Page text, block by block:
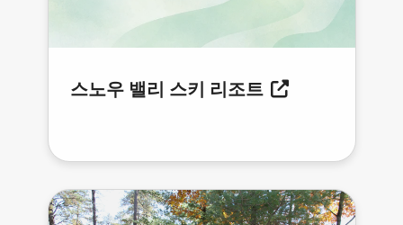
스노우 밸리 스키 리조트